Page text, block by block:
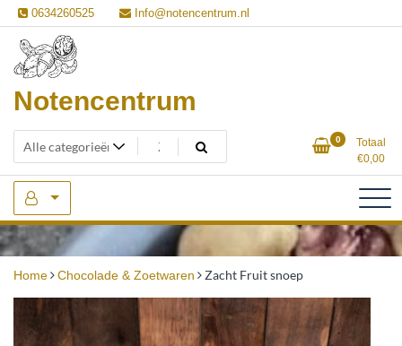
naar
inhoud
0634260525 Info@notencentrum.nl
Notencentrum
0
Totaal
€0,00
Home Chocolade & Zoetwaren Zacht Fruit snoep